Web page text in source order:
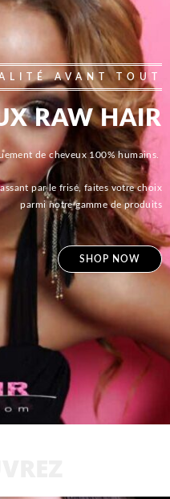
AVANT TOUT
RAW HAIR
de cheveux 100% humains.
par le frisé, faites votre choix
parmi notre gamme de produits
SHOP NOW